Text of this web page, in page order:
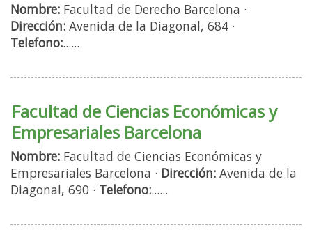
Nombre: Facultad de Derecho Barcelona ·
Dirección: Avenida de la Diagonal, 684 ·
Telefono:......
Facultad de Ciencias Económicas y
Empresariales Barcelona
Nombre: Facultad de Ciencias Económicas y
Empresariales Barcelona · Dirección: Avenida de la
Diagonal, 690 · Telefono:......